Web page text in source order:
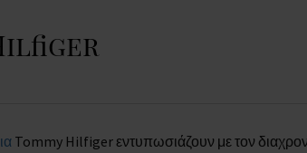
Tommy Hilfiger εντυπωσιάζουν με τον